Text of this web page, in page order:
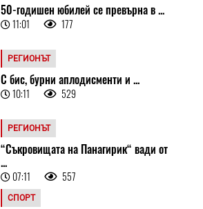
50-годишен юбилей се превърна в ...
11:01 177
РЕГИОНЪТ
С бис, бурни аплодисменти и ...
10:11 529
РЕГИОНЪТ
“Съкровищата на Панагирик“ вади от
...
07:11 557
СПОРТ